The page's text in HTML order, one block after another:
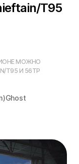
T95
МОЖНО
T95 И 56TP